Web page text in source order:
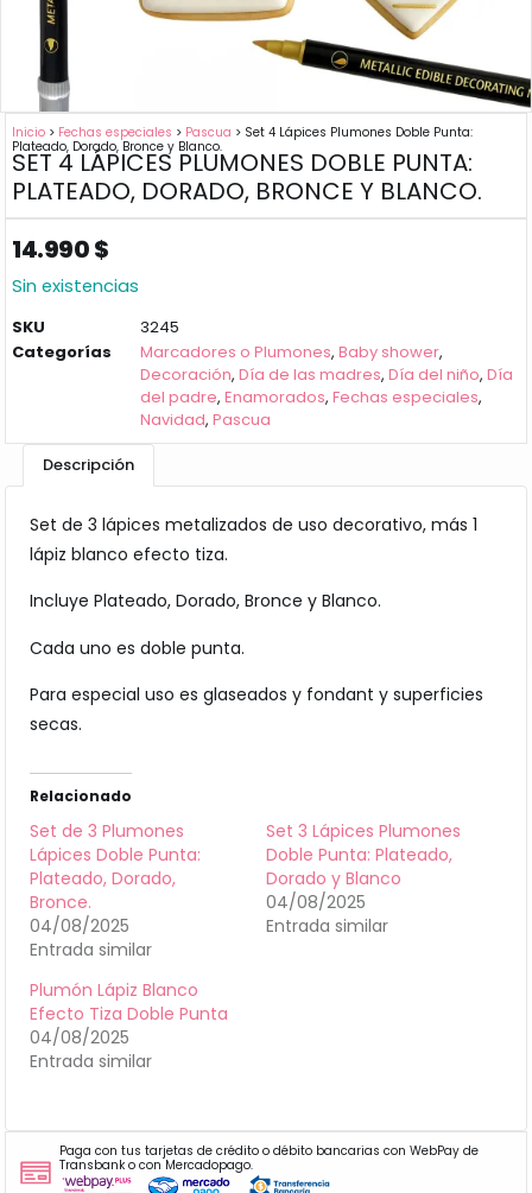
Inicio > Fechas especiales > Pascua > Set 4 Lápices Plumones Doble Punta:
Plateado, Dorado, Bronce y Blanco.
SET 4 LÁPICES PLUMONES DOBLE PUNTA:
PLATEADO, DORADO, BRONCE Y BLANCO.
14.990$
Sin existencias
SKU
3245
Categorías
Marcadores o Plumones,Baby shower,
Decoración,Día de las madres,Día del niño,Día
del padre,Enamorados,Fechas especiales,
Navidad,Pascua
Descripción
Set de 3 lápices metalizados de uso decorativo, más 1
lápiz blanco efecto tiza.
Incluye Plateado, Dorado, Bronce y Blanco.
Cada uno es doble punta.
Para especial uso es glaseados y fondant y superficies
secas.
Relacionado
Set de 3 Plumones
Lápices Doble Punta:
Plateado, Dorado,
Bronce.
04/08/2025
Entrada similar
Set 3 Lápices Plumones
Doble Punta: Plateado,
Dorado y Blanco
04/08/2025
Entrada similar
Plumón Lápiz Blanco
Efecto Tiza Doble Punta
04/08/2025
Entrada similar
Paga con tus tarjetas de crédito o débito bancarias con WebPay de
Transbank o con Mercadopago.